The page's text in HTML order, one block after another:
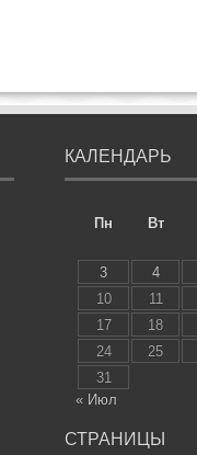
КАЛЕНДАРЬ
Пн
Вт
3
4
10
11
17
18
24
25
31
« Июл
СТРАНИЦЫ